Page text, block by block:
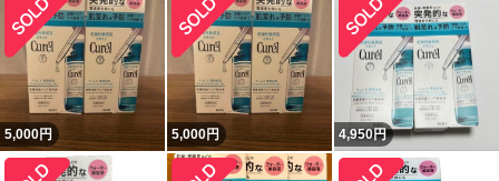
5,000円 5,000円 4,950円